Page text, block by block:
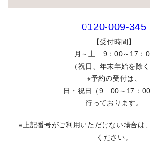
EHD（イングリッシュヘルプデスク）の休業
培養室作業報告書および容器単位お預かり書
スリンダ錠28（ミニピル）について
早発卵巣不全の患者様への卵子凍結助成につ
0120-009-345
【受付時間】
月～土 9：00～17：
（祝日、年末年始を除く
※予約の受付は、
日・祝日（9：00～17：
行っております。
※上記番号がご利用いただけない場合は
ください。